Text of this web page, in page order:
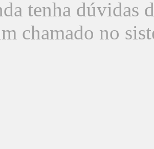
tenha dúvidas
chamado no